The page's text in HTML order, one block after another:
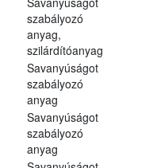
szabályozó
anyag,
szilárdítóanyag
Savanyúságot
szabályozó
anyag
Savanyúságot
szabályozó
anyag